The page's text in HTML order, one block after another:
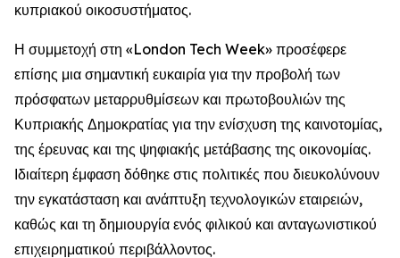
κυπριακού οικοσυστήματος.
Η συμμετοχή στη «London Tech Week» προσέφερε
επίσης μια σημαντική ευκαιρία για την προβολή των
πρόσφατων μεταρρυθμίσεων και πρωτοβουλιών της
Κυπριακής Δημοκρατίας για την ενίσχυση της καινοτομίας,
της έρευνας και της ψηφιακής μετάβασης της οικονομίας.
Ιδιαίτερη έμφαση δόθηκε στις πολιτικές που διευκολύνουν
την εγκατάσταση και ανάπτυξη τεχνολογικών εταιρειών,
καθώς και τη δημιουργία ενός φιλικού και ανταγωνιστικού
επιχειρηματικού περιβάλλοντος.